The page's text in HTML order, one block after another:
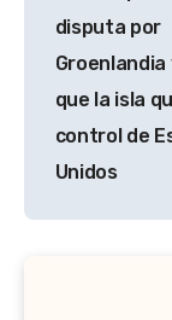
dedisputa por
Groenlandia
que la isla
control de
Unidos